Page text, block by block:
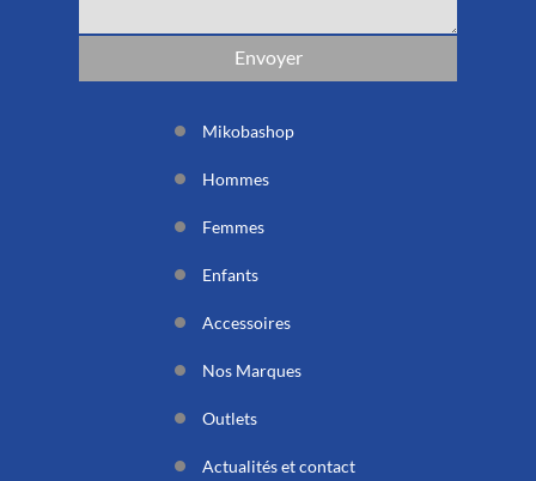
Mikobashop
Hommes
Femmes
Enfants
Accessoires
Nos Marques
Outlets
Actualités et contact